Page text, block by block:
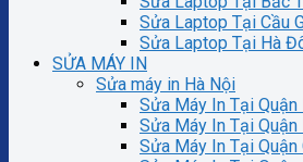
Sửa Laptop Tại Cầu
Sửa Laptop Tại Hà
SỬA MÁY IN
Sửa máy in Hà Nội
Sửa Máy In Tại Quận
Sửa Máy In Tại
Sửa Máy In Tại Quận